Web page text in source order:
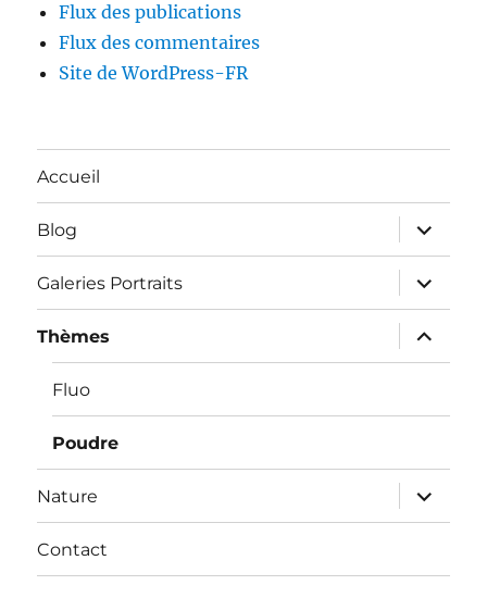
Flux des publications
Flux des commentaires
Site de WordPress-FR
Accueil
Blog
ouvrir
le
sous-
menu
Galeries Portraits
ouvrir
le
sous-
menu
Thèmes
ouvrir
le
sous-
Fluo
Poudre
Nature
ouvrir
le
sous-
Contact